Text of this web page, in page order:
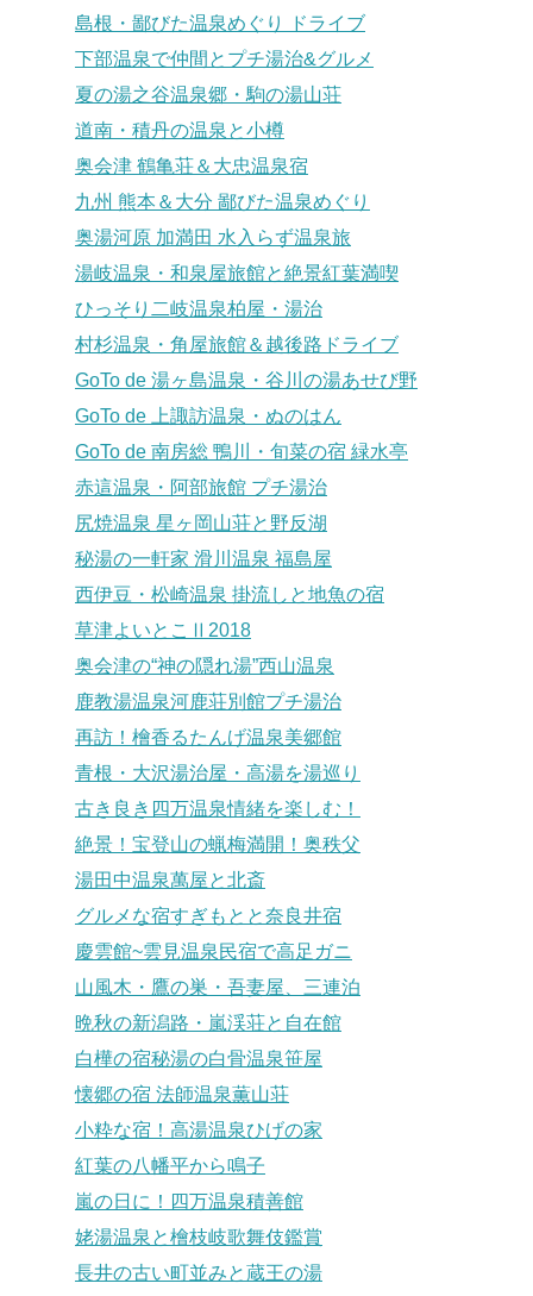
島根・鄙びた温泉めぐり ドライブ
下部温泉で仲間とプチ湯治&グルメ
夏の湯之谷温泉郷・駒の湯山荘
道南・積丹の温泉と小樽
奥会津 鶴亀荘＆大忠温泉宿
九州 熊本＆大分 鄙びた温泉めぐり
奥湯河原 加満田 水入らず温泉旅
湯岐温泉・和泉屋旅館と絶景紅葉満喫
ひっそり二岐温泉柏屋・湯治
村杉温泉・角屋旅館＆越後路ドライブ
GoTo de 湯ヶ島温泉・谷川の湯あせび野
GoTo de 上諏訪温泉・ぬのはん
GoTo de 南房総 鴨川・旬菜の宿 緑水亭
赤這温泉・阿部旅館 プチ湯治
尻焼温泉 星ヶ岡山荘と野反湖
秘湯の一軒家 滑川温泉 福島屋
西伊豆・松崎温泉 掛流しと地魚の宿
草津よいとこⅡ2018
奥会津の“神の隠れ湯”西山温泉
鹿教湯温泉河鹿荘別館プチ湯治
再訪！檜香るたんげ温泉美郷館
青根・大沢湯治屋・高湯を湯巡り
古き良き四万温泉情緒を楽しむ！
絶景！宝登山の蝋梅満開！奥秩父
湯田中温泉萬屋と北斎
グルメな宿すぎもとと奈良井宿
慶雲館~雲見温泉民宿で高足ガニ
山風木・鷹の巣・吾妻屋、三連泊
晩秋の新潟路・嵐渓荘と自在館
白樺の宿秘湯の白骨温泉笹屋
懐郷の宿 法師温泉薫山荘
小粋な宿！高湯温泉ひげの家
紅葉の八幡平から鳴子
嵐の日に！四万温泉積善館
姥湯温泉と檜枝岐歌舞伎鑑賞
長井の古い町並みと蔵王の湯